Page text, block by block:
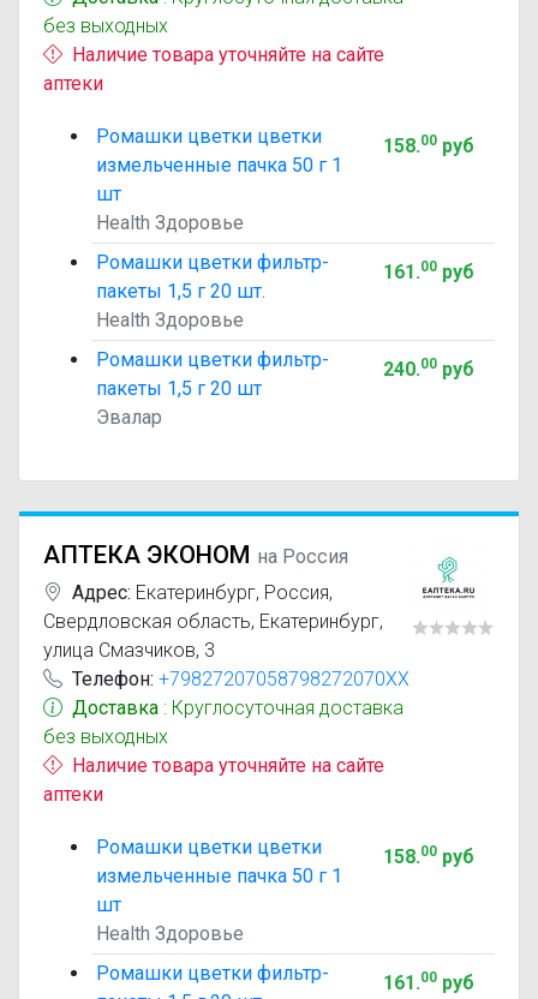
без выходных
Наличие товара уточняйте на сайте
аптеки
Ромашки цветки цветки
измельченные пачка 50 г 1
шт
Health Здоровье
158.00руб
Ромашки цветки фильтр-
пакеты 1,5 г 20 шт.
Health Здоровье
161.00руб
Ромашки цветки фильтр-
пакеты 1,5 г 20 шт
Эвалар
240.00руб
АПТЕКА ЭКОНОМ на Россия
Адрес: Екатеринбург, Россия,
Свердловская область, Екатеринбург,
улица Смазчиков, 3
Телефон: +79827207058798272070XX
Доставка : Круглосуточная доставка
без выходных
Наличие товара уточняйте на сайте
аптеки
Ромашки цветки цветки
измельченные пачка 50 г 1
шт
Health Здоровье
158.00руб
Ромашки цветки фильтр-
161.00руб